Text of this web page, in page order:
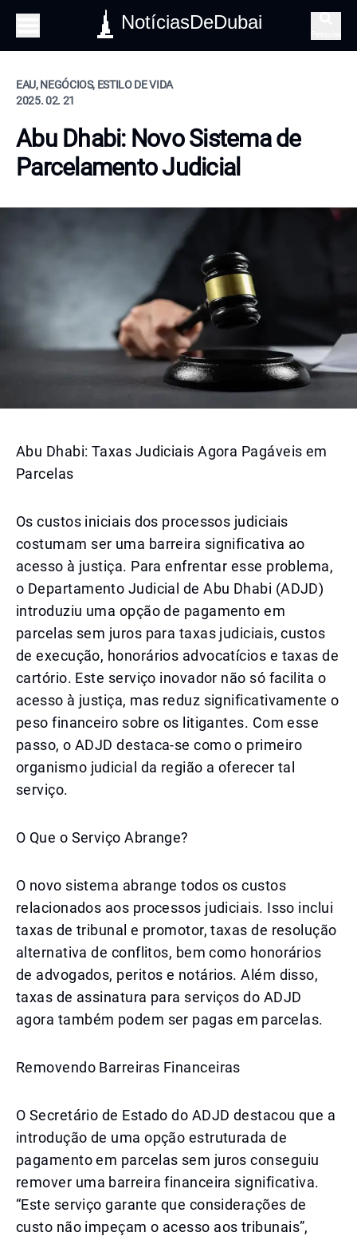
NotíciasDeDubai
EAU, NEGÓCIOS, ESTILO DE VIDA
2025. 02. 21
Abu Dhabi: Novo Sistema de
Parcelamento Judicial
Abu Dhabi: Taxas Judiciais Agora Pagáveis em
Parcelas
Os custos iniciais dos processos judiciais
costumam ser uma barreira significativa ao
acesso à justiça. Para enfrentar esse problema,
o Departamento Judicial de Abu Dhabi (ADJD)
introduziu uma opção de pagamento em
parcelas sem juros para taxas judiciais, custos
de execução, honorários advocatícios e taxas de
cartório. Este serviço inovador não só facilita o
acesso à justiça, mas reduz significativamente o
peso financeiro sobre os litigantes. Com esse
passo, o ADJD destaca-se como o primeiro
organismo judicial da região a oferecer tal
serviço.
O Que o Serviço Abrange?
O novo sistema abrange todos os custos
relacionados aos processos judiciais. Isso inclui
taxas de tribunal e promotor, taxas de resolução
alternativa de conflitos, bem como honorários
de advogados, peritos e notários. Além disso,
taxas de assinatura para serviços do ADJD
agora também podem ser pagas em parcelas.
Removendo Barreiras Financeiras
O Secretário de Estado do ADJD destacou que a
introdução de uma opção estruturada de
pagamento em parcelas sem juros conseguiu
remover uma barreira financeira significativa.
“Este serviço garante que considerações de
custo não impeçam o acesso aos tribunais”,